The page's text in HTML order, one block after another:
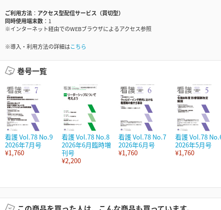
ご利用方法
アクセス型配信サービス（買切型）
同時使用端末数
1
※インターネット経由でのWEBブラウザによるアクセス参照
※導入・利用方法の詳細はこちら
巻号一覧
看護 Vol.78 No.9
2026年7月号
¥1,760
看護 Vol.78 No.8
2026年6月臨時増
刊号
¥2,200
看護 Vol.78 No.7
2026年6月号
¥1,760
看護 Vol.78
2026年5月号
¥1,760